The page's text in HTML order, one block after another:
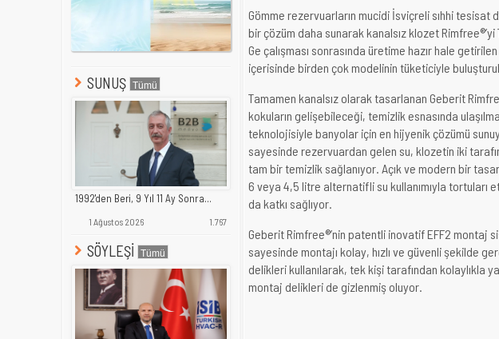
SUNUŞ
1992'den Beri, 9 Yıl 11 Ay Sonra...
1 Ağustos 2026 1.767
SÖYLEŞİ
Gömme rezervuarların mucidi İsviçreli sıhhi
bir çözüm daha sunarak kanalsız klozet
Ge çalışması sonrasında üretime hazır hale
içerisinde birden çok modelinin tüketiciyle
Tamamen kanalsız olarak tasarlanan Geberit
kokuların gelişebileceği, temizlik esnasında
teknolojisiyle banyolar için en hijyenik çözümü
sayesinde rezervuardan gelen su, klozetin iki
tam bir temizlik sağlanıyor. Açık ve modern bir
6 veya 4,5 litre alternatifli su kullanımıyla tortuları
da katkı sağlıyor.
Geberit Rimfree®’nin patentli inovatif EFF2 montaj
sayesinde montajı kolay, hızlı ve güvenli şekilde
delikleri kullanılarak, tek kişi tarafından kolaylıkla
montaj delikleri de gizlenmiş oluyor.